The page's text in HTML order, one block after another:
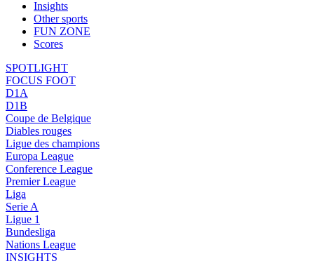
Insights
Other sports
FUN ZONE
Scores
SPOTLIGHT
FOCUS FOOT
D1A
D1B
Coupe de Belgique
Diables rouges
Ligue des champions
Europa League
Conference League
Premier League
Liga
Serie A
Ligue 1
Bundesliga
Nations League
INSIGHTS